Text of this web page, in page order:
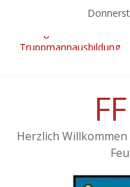
Übung – Alarmstufe 3
Ergebnisse vom 21.
Herzlich